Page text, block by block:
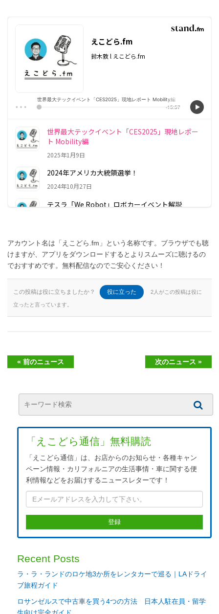
アカウント名は「えこどら.fm」という名称です。ブラウザでも聴
けますが、アプリをダウンロードするとよりスムーズに聴けるの
でおすすめです。無料配信なのでご安心ください！
この投稿は役に立ちましたか？ 役に立った 2人がこの投稿は役に
立ったと言っています。
« 前のニュース 次のニュース »
「えこどら通信」無料購読
「えこどら通信」は、お店からのお知らせ・各種キャン
ペーン情報・カリフォルニアの生活事情・車に関する便
利情報などをお届けするニュースレターです！
Recent Posts
ラ・ラ・ランドのロケ地3か所をレンタカーで巡る｜LAドライ
ブ旅程ガイド
ロサンゼルスで中古車を買う4つの方法 日本人駐在員・留学